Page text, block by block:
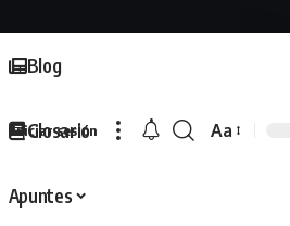
Blog
Glosario
Apuntes
Iniciar sesión
Font
Aa